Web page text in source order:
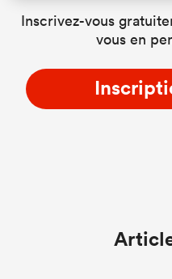
Inscrivez-vous
vous en